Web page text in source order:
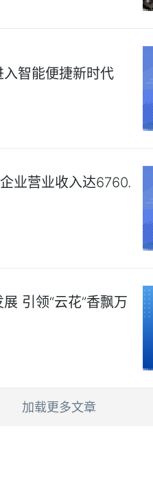
智能便捷新时代
业营业收入达6760.
引领“云花”香飘万
加载更多文章